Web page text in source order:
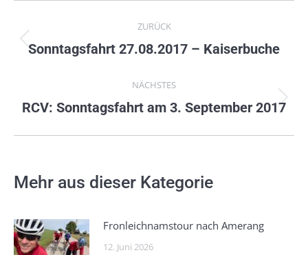
Kommentarnavigation
ZURÜCK
Vorheriger
Sonntagsfahrt 27.08.2017 – Kaiserbuche
NÄCHSTES
Nächster
RCV: Sonntagsfahrt am 3. September 2017
Mehr aus dieser Kategorie
Fronleichnamstour nach Amerang
12. Juni 2026